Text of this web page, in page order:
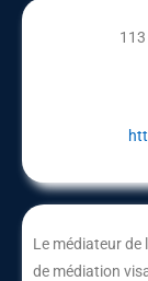
Le médiateur de
de médiation